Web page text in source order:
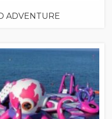
ADVENTURE